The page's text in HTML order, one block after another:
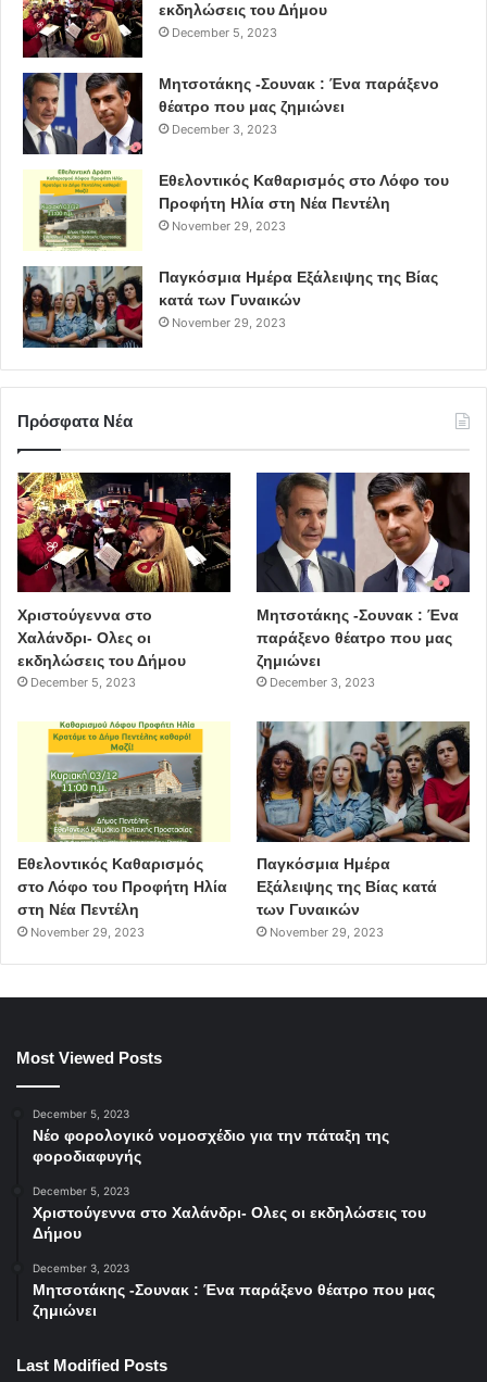
εκδηλώσεις του Δήμου
December 5, 2023
Μητσοτάκης -Σουνακ : Ένα παράξενο
θέατρο που μας ζημιώνει
December 3, 2023
Εθελοντικός Καθαρισμός στο Λόφο του
Προφήτη Ηλία στη Νέα Πεντέλη
November 29, 2023
Παγκόσμια Ημέρα Εξάλειψης της Βίας
κατά των Γυναικών
November 29, 2023
Πρόσφατα Νέα
Χριστούγεννα στο
Χαλάνδρι- Ολες οι
εκδηλώσεις του Δήμου
December 5, 2023
Μητσοτάκης -Σουνακ : Ένα
παράξενο θέατρο που μας
ζημιώνει
December 3, 2023
Εθελοντικός Καθαρισμός
στο Λόφο του Προφήτη Ηλία
στη Νέα Πεντέλη
November 29, 2023
Παγκόσμια Ημέρα
Εξάλειψης της Βίας κατά
των Γυναικών
November 29, 2023
Most Viewed Posts
December 5, 2023
Νέο φορολογικό νομοσχέδιο για την πάταξη της
φοροδιαφυγής
December 5, 2023
Χριστούγεννα στο Χαλάνδρι- Ολες οι εκδηλώσεις του
Δήμου
December 3, 2023
Μητσοτάκης -Σουνακ : Ένα παράξενο θέατρο που μας
ζημιώνει
Last Modified Posts